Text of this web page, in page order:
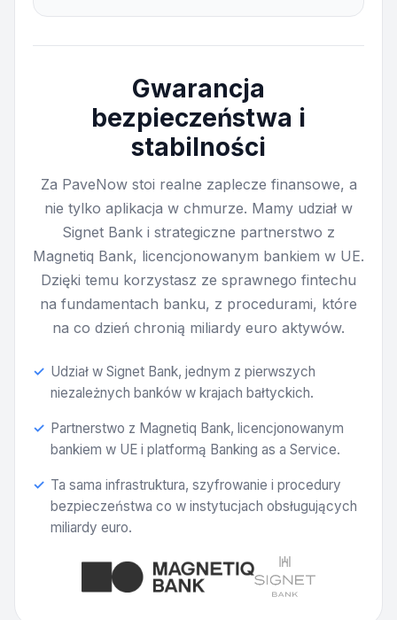
Gwarancja
bezpieczeństwa i
stabilności
Za PaveNow stoi realne zaplecze finansowe, a
nie tylko aplikacja w chmurze. Mamy udział w
Signet Bank i strategiczne partnerstwo z
Magnetiq Bank, licencjonowanym bankiem w UE.
Dzięki temu korzystasz ze sprawnego fintechu
na fundamentach banku, z procedurami, które
na co dzień chronią miliardy euro aktywów.
Udział w Signet Bank, jednym z pierwszych
niezależnych banków w krajach bałtyckich.
Partnerstwo z Magnetiq Bank, licencjonowanym
bankiem w UE i platformą Banking as a Service.
Ta sama infrastruktura, szyfrowanie i procedury
bezpieczeństwa co w instytucjach obsługujących
miliardy euro.